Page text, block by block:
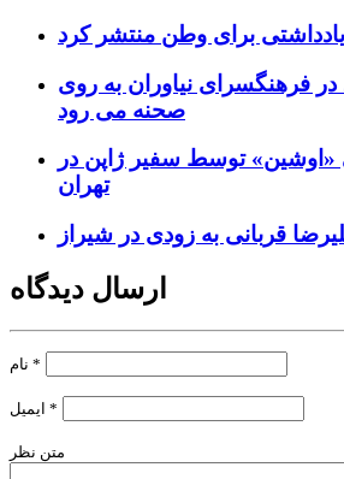
برای وطن منتشر کرد
در فرهنگسرای نیاوران به روی
صحنه می رود
توسط سفیر ژاپن در
تهران
قربانی به زودی در شیراز
ارسال دیدگاه
*
*
متن نظر